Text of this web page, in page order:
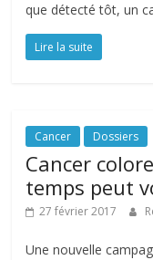
que détecté tôt, un
Lire la suite
Cancer Dossiers
Cancer
temps peut
27 février 2017
Une nouvelle